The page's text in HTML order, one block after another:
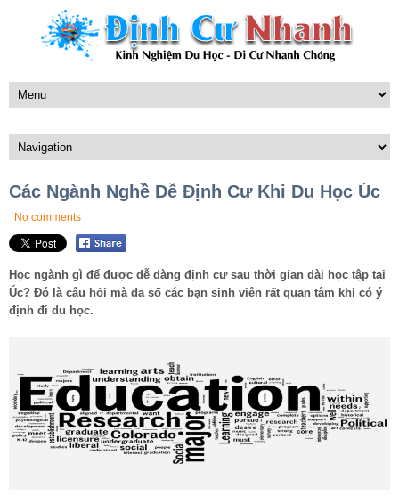
Các Ngành Nghề Dễ Định Cư Khi Du Học Úc
No comments
Học ngành gì để được dễ dàng định cư sau thời gian dài học tập tại
Úc? Đó là câu hỏi mà đa số các bạn sinh viên rất quan tâm khi có ý
định đi du học.